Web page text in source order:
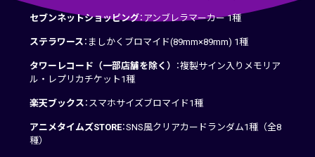
セブンネットショッピング：アンブレラマーカー 1種
ステラワース ：ましかくブロマイド(89mm×89mm) 1種
タワーレコード（一部店舗を除く）
：複製サイン入りメモリア
ル・レプリカチケット1種
楽天ブックス ：スマホサイズブロマイド1種
アニメタイムズSTORE：SNS風クリアカードランダム1種（全8
種）